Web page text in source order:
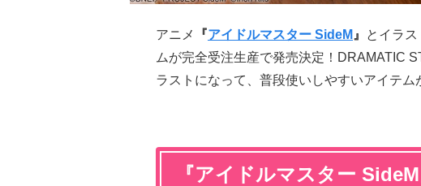
アニメ 『アイドルマスター SideM 』
とイラ
ムが完全受注生産で発売決定！DRAMATIC
ラストになって、普段使いしやすいアイテム
『アイドルマスター